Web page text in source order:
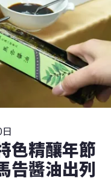
色精釀年節
告醬油出列